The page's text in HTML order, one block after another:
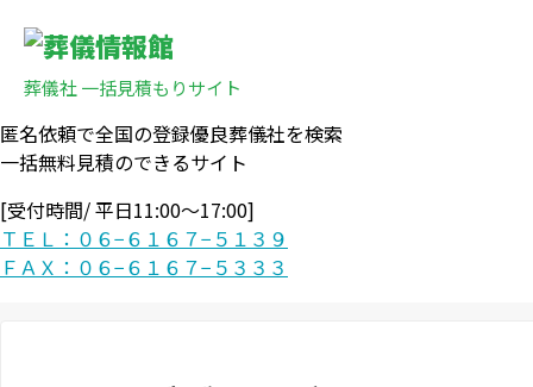
葬儀社 一括見積もりサイト
匿名依頼で全国の登録優良葬儀社を検索
一括無料見積のできるサイト
[受付時間/ 平日11:00〜17:00]
ＴＥＬ：０６−６１６７−５１３９
ＦＡＸ：０６−６１６７−５３３３